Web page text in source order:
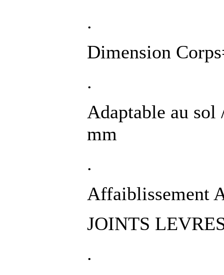
.
Dimension
.
Adaptable au sol
mm
.
Affaiblissement
JOINTS
.